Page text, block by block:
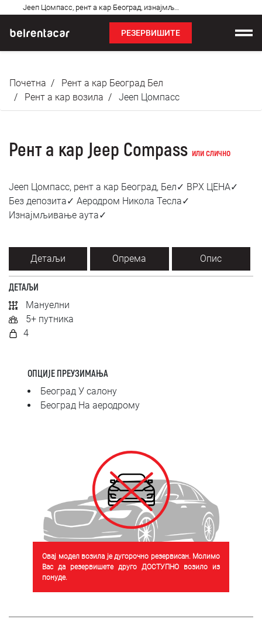
Јееп Цомпасс, рент а кар Београд, изнајмљивање аута: Бел✓
питања
РЕЗЕРВИШИТЕ
Цене
О нама
Најчешћа питања
Блог
SRPSKI
СРПСКИ
ENGLISH
Почетна
Рент а кар Београд Бел
Рент а кар возила
Јееп Цомпасс
Рент а кар Jeep Compass или слично
Јееп Цомпасс, рент а кар Београд, Бел✓ ВРХ ЦЕНА✓
Без депозита✓ Аеродром Никола Тесла✓
Изнајмљивање аута✓
Детаљи Опрема Опис
ДЕТАЉИ
Мануелни
5+ путника
4
ОПЦИЈЕ ПРЕУЗИМАЊА
Београд У салону
Београд На аеродрому
Овај модел возила је дугорочно резервисан. Молимо
Вас да резервишете друго ДОСТУПНО возило из
понуде.